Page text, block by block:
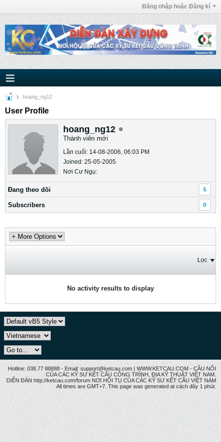
Đăng nhập hoặc Đăng kí
hoang_ng12
User Profile
hoang_ng12
Thành viên mới
Lần cuối: 14-08-2006, 06:03 PM
Joined: 25-05-2005
Nơi Cư Ngụ:
Ðang theo dõi 5
Subscribers 0
Lọc
No activity results to display
Hotline: 038.77 88888 - Email: support@ketcau.com | WWW.KETCAU.COM - CẦU NỐI
CỦA CÁC KỸ SƯ KẾT CẤU CÔNG TRÌNH, ĐỊA KỸ THUẬT VIỆT NAM.
DIỄN ĐÀN http://ketcau.com/forum NƠI HỘI TỤ CỦA CÁC KỸ SƯ KẾT CÂU VIỆT NAM
All times are GMT+7. This page was generated at cách đây 1 phút.